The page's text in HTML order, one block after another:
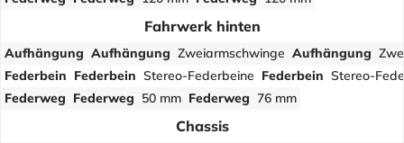
Fahrwerk hinten
Aufhängung Aufhängung Zweiarmschwinge Aufhängung
Federbein Federbein Stereo-Federbeine Federbein Stereo-
Federweg Federweg 50 mm Federweg 76 mm
Chassis